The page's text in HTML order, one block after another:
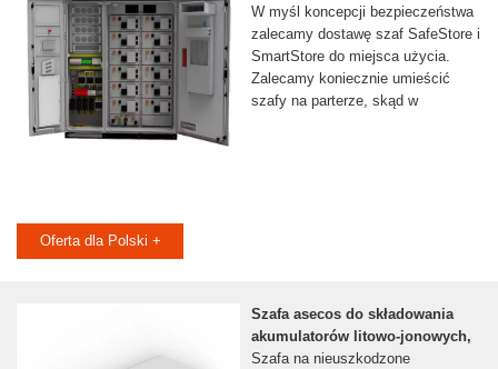
W myśl koncepcji bezpieczeństwa
zalecamy dostawę szaf SafeStore i
SmartStore do miejsca użycia.
Zalecamy koniecznie umieścić
szafy na parterze, skąd w
Oferta dla Polski +
Szafa asecos do składowania
akumulatorów litowo-jonowych,
Szafa na nieuszkodzone